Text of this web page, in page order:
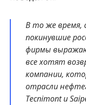
В то же время,
покинувшие
фирмы
все хотят
компании,
отрасли
Tecnimont и